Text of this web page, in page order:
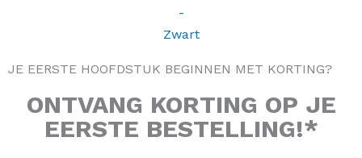
JE EERSTE HOOFDSTUK BEGINNEN MET KORTING?
ONTVANG KORTING OP JE
EERSTE BESTELLING!*